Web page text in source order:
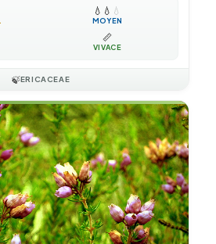
💧 💧 💧
MOYEN
📏
VIVACE
🍃ERICACEAE